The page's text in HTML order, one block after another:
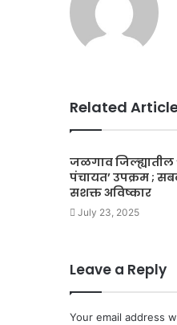
Related
जळगाव जिल्ह्यातील
पंचायत’ उपक्रम ;
सशक्त अविष्कार
July 23, 2025
Leave a Reply
Your email address